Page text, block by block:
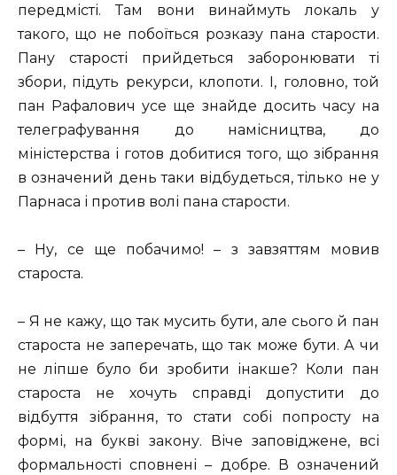
передмісті. Там вони винаймуть локаль у
такого, що не побоїться розказу пана старости.
Пану старості прийдеться заборонювати ті
збори, підуть рекурси, клопоти. І, головно, той
пан Рафалович усе ще знайде досить часу на
телеграфування до намісництва, до
міністерства і готов добитися того, що зібрання
в означений день таки відбудеться, тілько не у
Парнаса і против волі пана старости.
– Ну, се ще побачимо! – з завзяттям мовив
староста.
– Я не кажу, що так мусить бути, але сього й пан
староста не заперечать, що так може бути. А чи
не ліпше було би зробити інакше? Коли пан
староста не хочуть справді допустити до
відбуття зібрання, то стати собі попросту на
формі, на букві закону. Віче заповіджене, всі
формальності сповнені – добре. В означений